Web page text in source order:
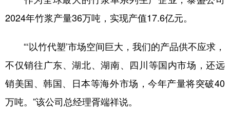
地方频道
北京 天津 河北 山西
辽宁 吉林 上海 江苏
浙江 安徽 福建 江西
2024年竹浆产量36万吨，实现产值17.6亿元。
“‘以竹代塑’市场空间巨大，我们的产品供不应求，
不仅销往广东、湖北、湖南、四川等国内市场，还远
销美国、韩国、日本等海外市场，今年产量将突破40
万吨。”该公司总经理胥端祥说。